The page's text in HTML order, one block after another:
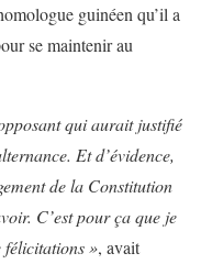
guinéen qu’il a
se maintenir au
qui aurait justifié
Et d’évidence,
de la Constitution
C’est pour ça que je
félicitations », avait